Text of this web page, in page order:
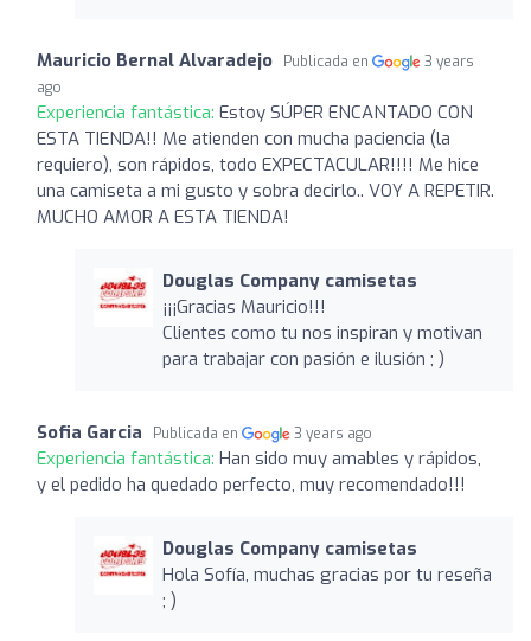
Mauricio Bernal Alvaradejo Publicada en
3 years
ago
Experiencia fantástica: Estoy SÚPER ENCANTADO CON
ESTA TIENDA!! Me atienden con mucha paciencia (la
requiero), son rápidos, todo EXPECTACULAR!!!! Me hice
una camiseta a mi gusto y sobra decirlo.. VOY A REPETIR.
MUCHO AMOR A ESTA TIENDA!
Douglas Company camisetas
¡¡¡Gracias Mauricio!!!
Clientes como tu nos inspiran y motivan
para trabajar con pasión e ilusión ; )
Sofia Garcia Publicada en 3 years ago
Experiencia fantástica: Han sido muy amables y rápidos,
y el pedido ha quedado perfecto, muy recomendado!!!
Douglas Company camisetas
Hola Sofía, muchas gracias por tu reseña
; )